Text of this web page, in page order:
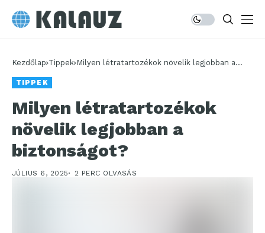
Kezdőlap Tippek Milyen létratartozékok növelik legjobban a
TIPPEK
Milyen létratartozékok
növelik legjobban a
biztonságot?
JÚLIUS 6, 2025 2 PERC OLVASÁS